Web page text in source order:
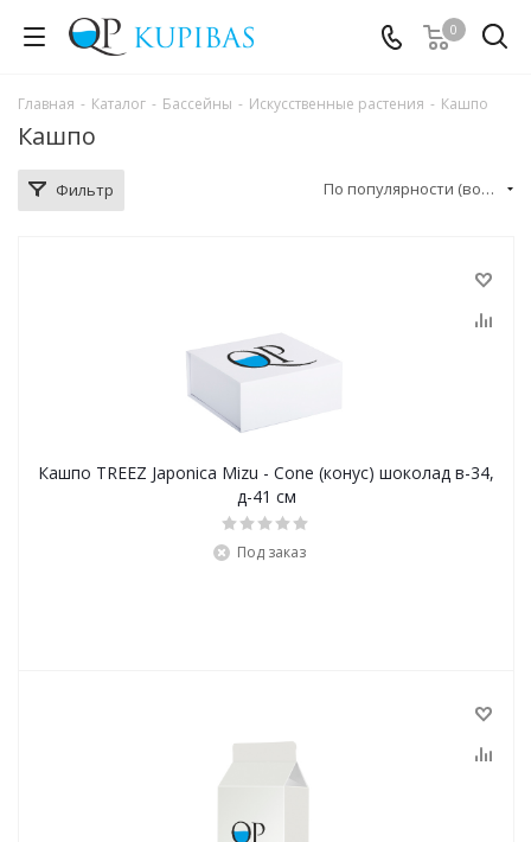
0
Главная - Каталог - Бассейны - Искусственные растения - Кашпо
Кашпо
Фильтр По популярности (возрастание)
Кашпо TREEZ Japonica Mizu - Cone (конус) шоколад в-34,
д-41 см
Под заказ